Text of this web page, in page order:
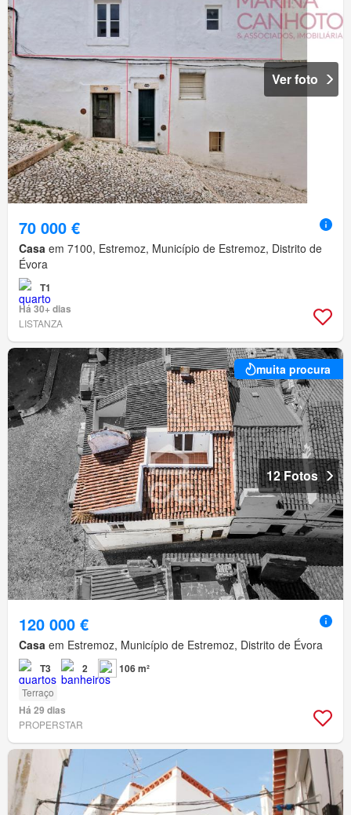
Ver foto
70 000 €
Casa em 7100, Estremoz, Município de Estremoz, Distrito de
Évora
T1
Há 30+ dias
LISTANZA
muita procura
12 Fotos
120 000 €
Casa em Estremoz, Município de Estremoz, Distrito de Évora
T3 2 106 m²
Terraço
Há 29 dias
PROPERSTAR